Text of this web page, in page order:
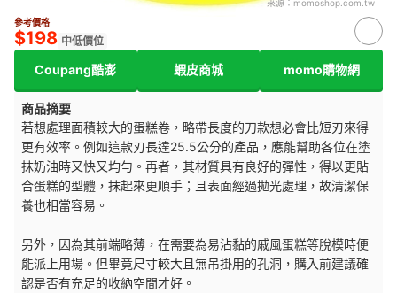
來源： momoshop.com.tw
參考價格
$198 中低價位
Coupang酷澎 蝦皮商城 momo購物網
商品摘要
若想處理面積較大的蛋糕卷，略帶長度的刀款想必會比短刃來得
更有效率。例如這款刃長達25.5公分的產品，應能幫助各位在塗
抹奶油時又快又均勻。再者，其材質具有良好的彈性，得以更貼
合蛋糕的型體，抹起來更順手；且表面經過拋光處理，故清潔保
養也相當容易。
另外，因為其前端略薄，在需要為易沾黏的戚風蛋糕等脫模時便
能派上用場。但畢竟尺寸較大且無吊掛用的孔洞，購入前建議確
認是否有充足的收納空間才好。